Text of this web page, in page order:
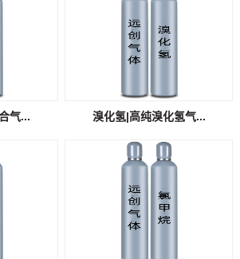
气... 溴化氢|高纯溴化氢气...